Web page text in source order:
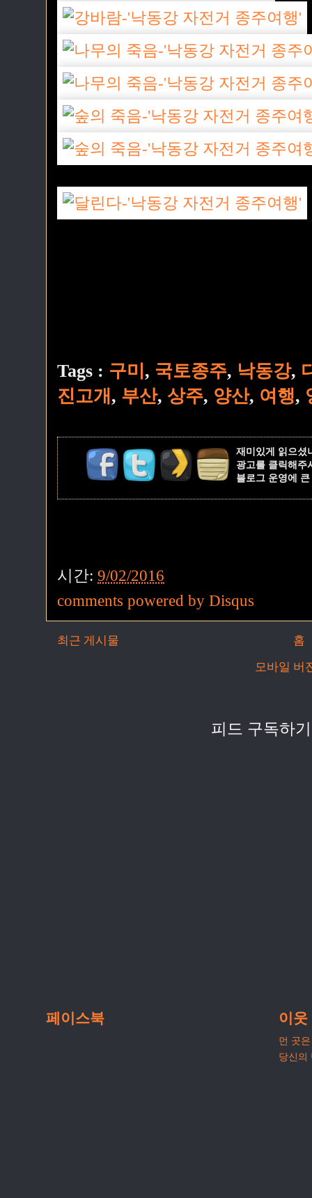
Tags : 구미 , 국토종주, 낙동강,
진고개 , 부산, 상주, 양산, 여행,
재미있게 읽으셨
광고를 클릭해주
블로그 운영에
시간: 9/02/2016
comments powered by Disqus
최근 게시물
홈
모바일 버
피드 구독하
페이스북 이웃
먼 곳
당신의